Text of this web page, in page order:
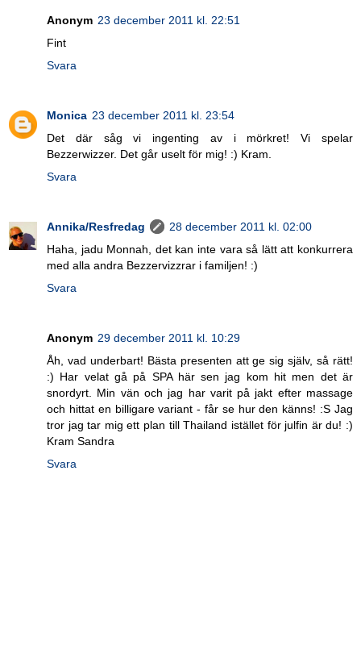
Anonym 23 december 2011 kl. 22:51
Fint
Svara
Monica 23 december 2011 kl. 23:54
Det där såg vi ingenting av i mörkret! Vi spelar
Bezzerwizzer. Det går uselt för mig! :) Kram.
Svara
Annika/Resfredag
28 december 2011 kl. 02:00
Haha, jadu Monnah, det kan inte vara så lätt att konkurrera
med alla andra Bezzervizzrar i familjen! :)
Svara
Anonym 29 december 2011 kl. 10:29
Åh, vad underbart! Bästa presenten att ge sig själv, så rätt!
:) Har velat gå på SPA här sen jag kom hit men det är
snordyrt. Min vän och jag har varit på jakt efter massage
och hittat en billigare variant - får se hur den känns! :S Jag
tror jag tar mig ett plan till Thailand istället för julfin är du! :)
Kram Sandra
Svara